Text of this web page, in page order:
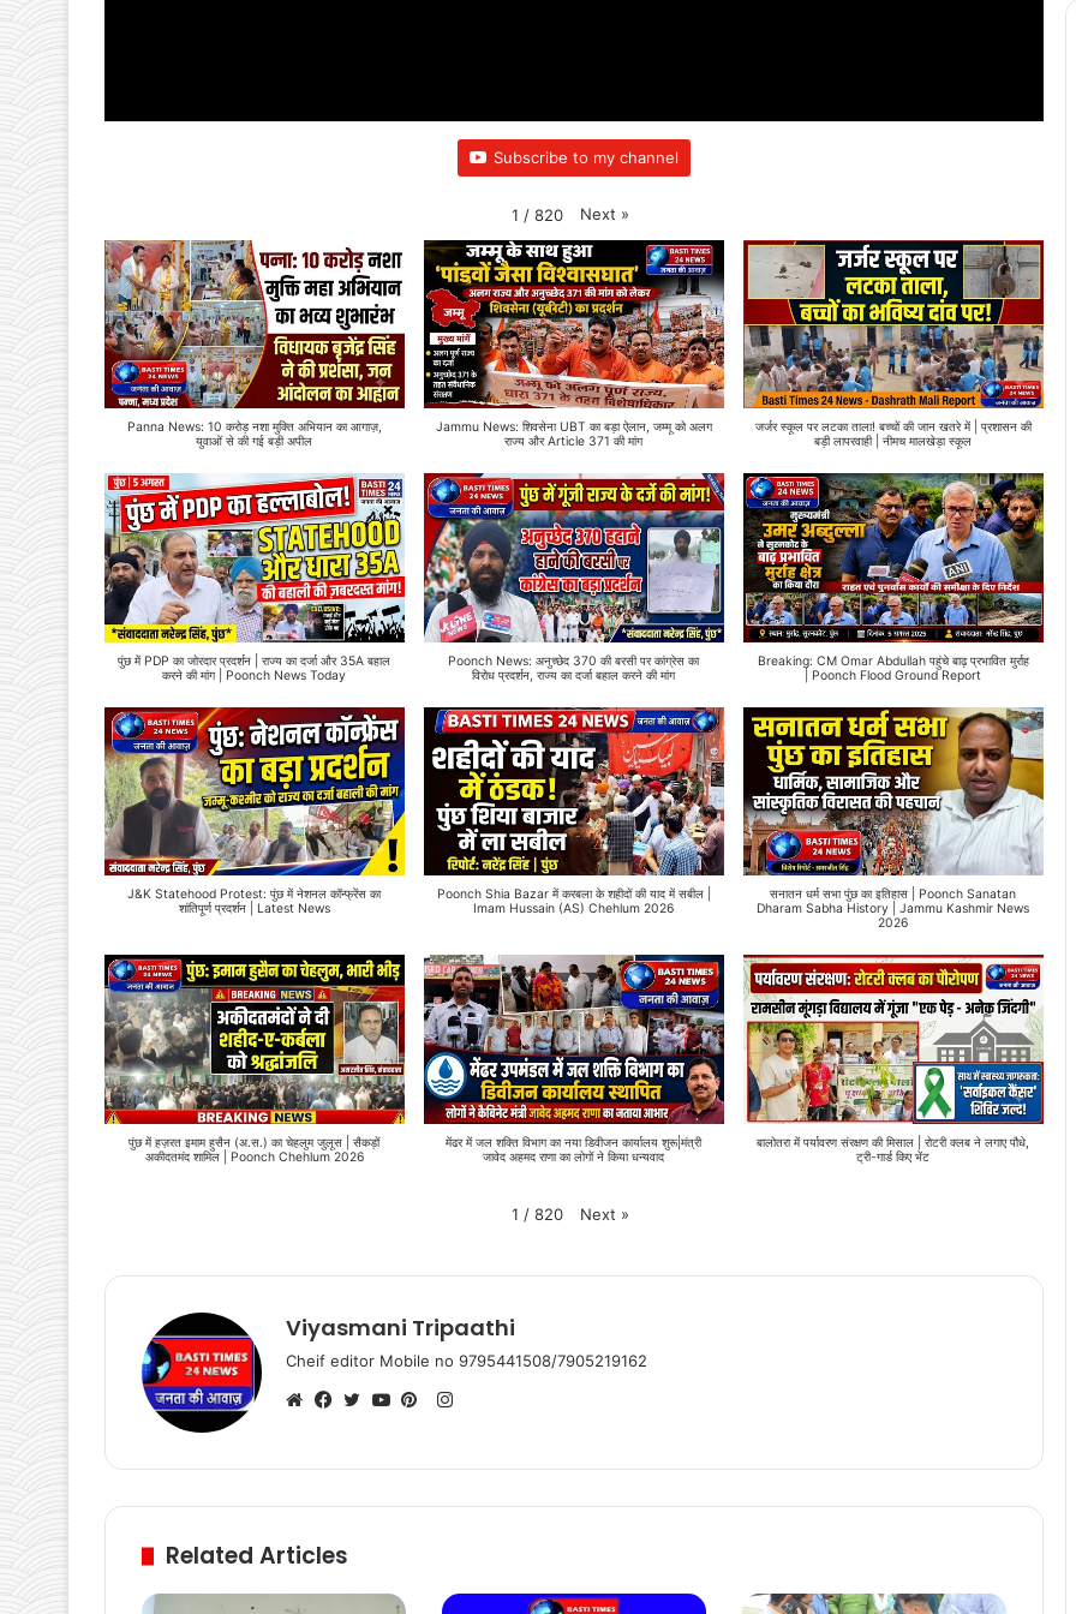
Subscribe to my channel
1 / 820 Next »
Panna News: 10 करोड़ नशा मुक्ति अभियान का आगाज़,
युवाओं से की गई बड़ी अपील
Jammu News: शिवसेना UBT का बड़ा ऐलान, जम्मू को अलग
राज्य और Article 371 की मांग
जर्जर स्कूल पर लटका ताला! बच्चों की जान खतरे में | प्रशासन की
बड़ी लापरवाही | नीमच मालखेड़ा स्कूल
पुंछ में PDP का जोरदार प्रदर्शन | राज्य का दर्जा और 35A बहाल
करने की मांग | Poonch News Today
Poonch News: अनुच्छेद 370 की बरसी पर कांग्रेस का
विरोध प्रदर्शन, राज्य का दर्जा बहाल करने की मांग
Breaking: CM Omar Abdullah पहुंचे बाढ़ प्रभावित मुर्राह
| Poonch Flood Ground Report
J&K Statehood Protest: पुंछ में नेशनल कॉन्फ्रेंस का
शांतिपूर्ण प्रदर्शन | Latest News
Poonch Shia Bazar में करबला के शहीदों की याद में सबील |
Imam Hussain (AS) Chehlum 2026
सनातन धर्म सभा पुंछ का इतिहास | Poonch Sanatan
Dharam Sabha History | Jammu Kashmir News
2026
पुंछ में हज़रत इमाम हुसैन (अ.स.) का चेहलुम जुलूस | सैकड़ों
अकीदतमंद शामिल | Poonch Chehlum 2026
मेंढर में जल शक्ति विभाग का नया डिवीजन कार्यालय शुरू|मंत्री
जावेद अहमद राणा का लोगों ने किया धन्यवाद
बालोतरा में पर्यावरण संरक्षण की मिसाल | रोटरी क्लब ने लगाए पौधे,
ट्री-गार्ड किए भेंट
1 / 820 Next »
Viyasmani Tripaathi
Cheif editor Mobile no 9795441508/7905219162
Instagram
Related Articles